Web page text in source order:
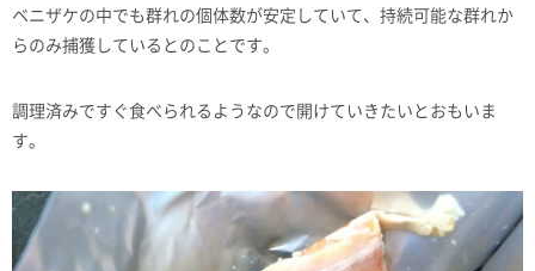
ベニザケの中でも群れの個体数が安定していて、持続可能な群れか
らのみ捕獲しているとのことです。
調理済みですぐ食べられるようなので開けていきたいとおもいま
す。